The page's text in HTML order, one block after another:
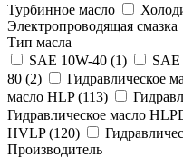
Турбинное масло
Электропроводящая смазка
Тип масла
SAE 10W-40 (1)
SAE
80 (2)
Гидравлическое
масло HLP (113)
Гидравлическое масло
HVLP (120)
Производитель